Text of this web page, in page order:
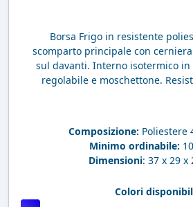
Borsa Frigo in resistente
scomparto principale con
sul davanti. Interno isotermico in
regolabile e moschettone.
Composizione: Poliestere
Minimo ordinabile:
Dimensioni: 37 x 29 x
Colori